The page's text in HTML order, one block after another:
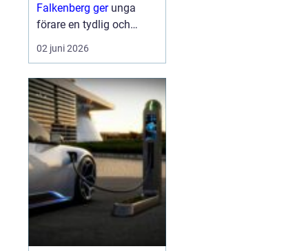
Falkenberg gerunga
förare en tydlig och
fokuserad väg mot AM-
körkortet. I stället för att
över flera månader
samlas teori och
praktiska moment under
ett...
02 juni 2026